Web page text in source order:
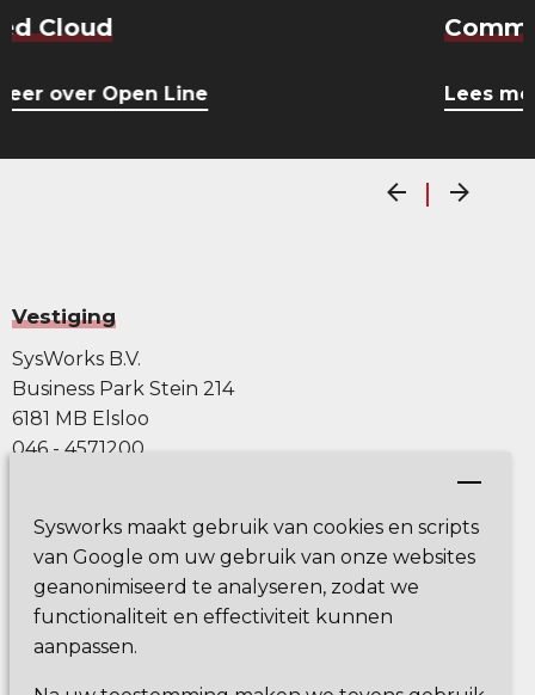
Sysworks maakt gebruik van cookies en scripts
van Google om uw gebruik van onze websites
geanonimiseerd te analyseren, zodat we
functionaliteit en effectiviteit kunnen
aanpassen.
Communicatie
Lees meer over Kreuze
Vestiging
SysWorks B.V.
Business Park Stein 214
6181 MB Elsloo
046 - 4571200
Servicedesk
+31 (0)46 - 457 1230
servicedesk@sysworks.nl
Volg ons